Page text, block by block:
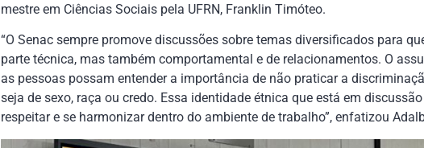
mestre em Ciências Sociais pela UFRN, Franklin Timóteo.
“O Senac sempre promove discussões sobre temas diversificados para
parte técnica, mas também comportamental e de relacionamentos. O
as pessoas possam entender a importância de não praticar a
seja de sexo, raça ou credo. Essa identidade étnica que está em
respeitar e se harmonizar dentro do ambiente de trabalho”, enfatizou